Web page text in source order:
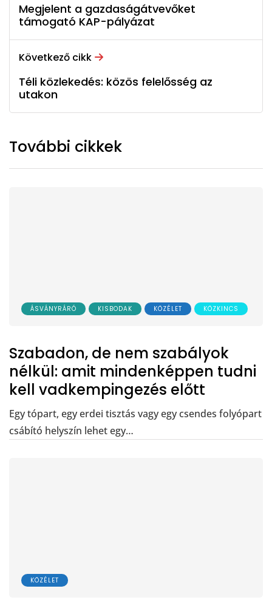
Megjelent a gazdaságátvevőket
támogató KAP-pályázat
Következő cikk
Téli közlekedés: közös felelősség az
utakon
További cikkek
ÁSVÁNYRÁRÓ KISBODAK KÖZÉLET KÖZKINCS
Szabadon, de nem szabályok
nélkül: amit mindenképpen tudni
kell vadkempingezés előtt
Egy tópart, egy erdei tisztás vagy egy csendes folyópart
csábító helyszín lehet egy…
KÖZÉLET